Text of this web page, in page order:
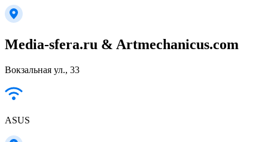
Media-sfera.ru & Artmechanicus.com
Вокзальная ул., 33
ASUS